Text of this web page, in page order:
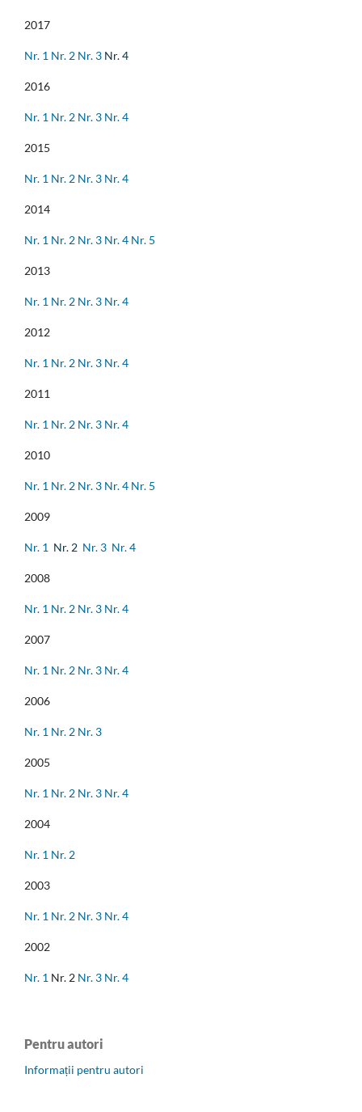
2017
Nr. 1 Nr. 2 Nr. 3 Nr. 4
2016
Nr. 1 Nr. 2 Nr. 3 Nr. 4
2015
Nr. 1 Nr. 2 Nr. 3 Nr. 4
2014
Nr. 1 Nr. 2 Nr. 3 Nr. 4 Nr. 5
2013
Nr. 1 Nr. 2 Nr. 3 Nr. 4
2012
Nr. 1 Nr. 2 Nr. 3 Nr. 4
2011
Nr. 1 Nr. 2 Nr. 3 Nr. 4
2010
Nr. 1 Nr. 2 Nr. 3 Nr. 4 Nr. 5
2009
Nr. 1 Nr. 2 Nr. 3 Nr. 4
2008
Nr. 1 Nr. 2 Nr. 3 Nr. 4
2007
Nr. 1 Nr. 2 Nr. 3 Nr. 4
2006
Nr. 1 Nr. 2 Nr. 3
2005
Nr. 1 Nr. 2 Nr. 3 Nr. 4
2004
Nr. 1 Nr. 2
2003
Nr. 1 Nr. 2 Nr. 3 Nr. 4
2002
Nr. 1 Nr. 2 Nr. 3 Nr. 4
Pentru autori
Informații pentru autori